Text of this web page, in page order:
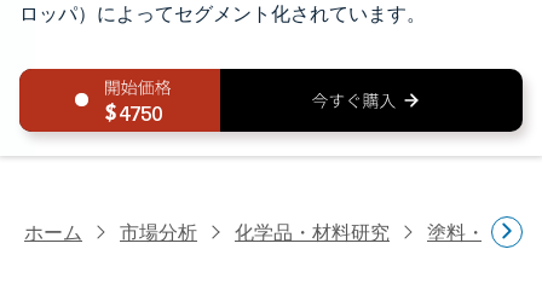
ロッパ）によってセグメント化されています。
4750
ホーム 市場分析 化学品・材料研究 塗料・コー